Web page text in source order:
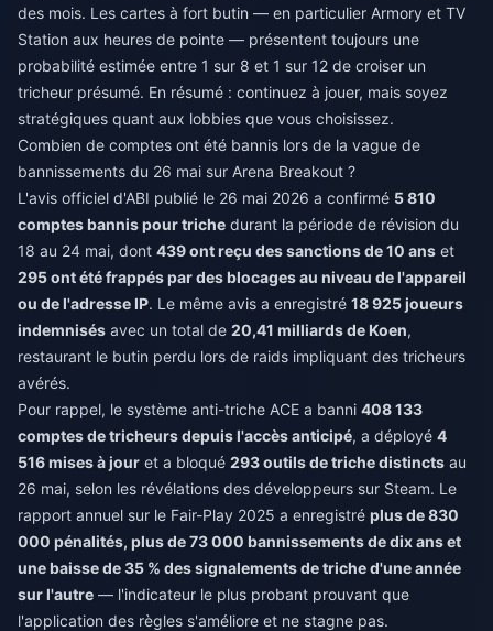
des mois. Les cartes à fort butin — en particulier Armory et TV
Station aux heures de pointe — présentent toujours une
probabilité estimée entre 1 sur 8 et 1 sur 12 de croiser un
tricheur présumé. En résumé : continuez à jouer, mais soyez
stratégiques quant aux lobbies que vous choisissez.
Combien de comptes ont été bannis lors de la vague de
bannissements du 26 mai sur Arena Breakout ?
L'avis officiel d'ABI publié le 26 mai 2026 a confirmé 5 810
comptes bannis pour triche durant la période de révision du
18 au 24 mai, dont 439 ont reçu des sanctions de 10 ans et
295 ont été frappés par des blocages au niveau de l'appareil
ou de l'adresse IP. Le même avis a enregistré 18 925 joueurs
indemnisés avec un total de 20,41 milliards de Koen,
restaurant le butin perdu lors de raids impliquant des tricheurs
avérés.
Pour rappel, le système anti-triche ACE a banni 408 133
comptes de tricheurs depuis l'accès anticipé, a déployé 4
516 mises à jour et a bloqué 293 outils de triche distincts au
26 mai, selon les révélations des développeurs sur Steam. Le
rapport annuel sur le Fair-Play 2025 a enregistré plus de 830
000 pénalités, plus de 73 000 bannissements de dix ans et
une baisse de 35 % des signalements de triche d'une année
sur l'autre — l'indicateur le plus probant prouvant que
l'application des règles s'améliore et ne stagne pas.